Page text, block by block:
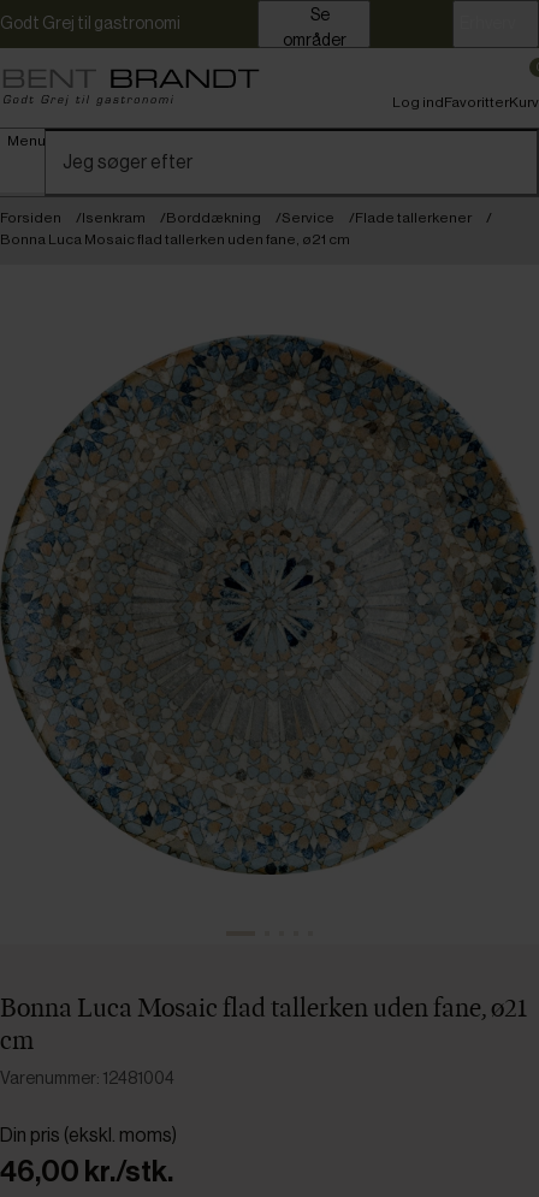
Godt Grej til gastronomi
områder
Menu
Log indFavoritterKurv
Forsiden Isenkram Borddækning Service
Flade tallerkener
Bonna Luca Mosaic flad tallerken uden fane, ø21 cm
Bonna Luca Mosaic flad tallerken uden fane, ø21
cm
Varenummer: 12481004
Din pris (ekskl. moms)
46,00 kr./stk.